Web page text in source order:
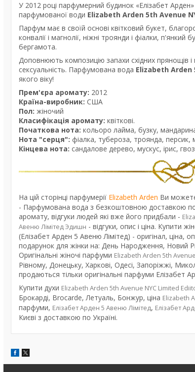
У 2012 році парфумерний будинок «Елізабет
парфумованої води Elizabeth Arden 5th Avenue
Парфум має в своїй основі квітковий букет,
конвалії і магнолії, ніжні троянди і фіалки,
бергамота.
Доповнюють композицію запахи східних прянощів і
сексуальність. Парфумована вода Elizabeth Arden
якого віку!
Прем'єра аромату: 2012
Країна-виробник: США
Пол: жіночий
Класифікація аромату: квіткові.
Початкова нота: кольоро лайма, бузку,
Нота "серця": фіалка, тубероза, троянда, персик,
Кінцева нота: сандалове дерево, мускус, ірис,
На цій сторінці парфумерії Elizabeth Arden Ви
- Парфумована вода з безкоштовною доставкою по
аромату, відгуки людей які вже його придбали -
Авеню Лімітед Эдишн - відгуки, опис і ціна. Купити
(Елізабет Арден 5 Авеню Лімітед) - оригінал, ціна,
подарунок для жінки на: День Народження, Новий
Оригінальні жіночі парфуми Elizabeth Arden 5th
Рівному, Донецьку, Харкові, Одесі, Запоріжжі,
продаються тільки оригінальні парфуми Елізабет
Купити духи Elizabeth Arden 5th Avenue NYC Limited
Брокарді, Brocarde, Летуаль, Бонжур, ціна Elizabeth
парфуми, Елізабет Арден 5 Авеню Лімітед, Елізабет
Києві з доставкою по Україні.